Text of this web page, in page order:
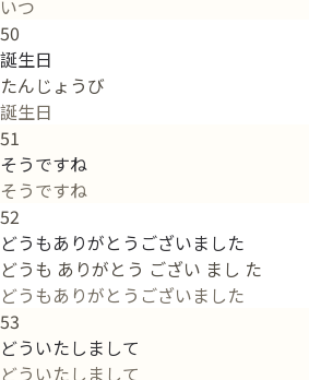
いつ
50
誕生日
たんじょうび
誕生日
51
そうですね
そうですね
52
どうもありがとうございました
どうも ありがとう ござい まし た
どうもありがとうございました
53
どういたしまして
どういたしまして